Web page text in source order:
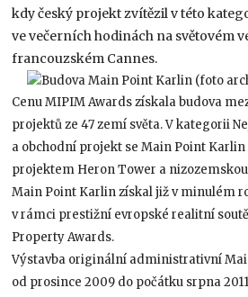
kdy český projekt zvítězil v této
ve večerních hodinách na světovém
francouzském Cannes.
Cenu MIPIM Awards získala budova
projektů ze 47 zemí světa. V kategorii
a obchodní projekt se Main Point
projektem Heron Tower a
Main Point Karlin získal již v minulém
v rámci prestižní evropské realitní
Property Awards.
Výstavba originální administrativní
od prosince 2009 do počátku srpna